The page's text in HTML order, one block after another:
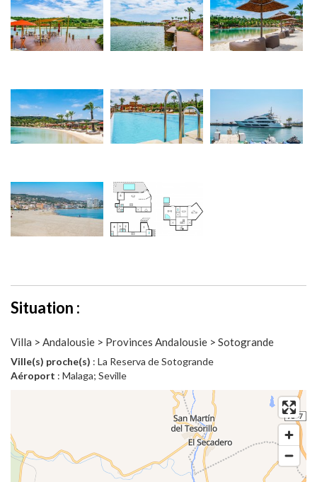
Situation :
Villa > Andalousie > Provinces Andalousie > Sotogrande
Ville(s) proche(s) : La Reserva de Sotogrande
Aéroport : Malaga; Seville